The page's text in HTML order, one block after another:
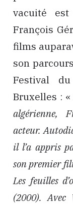
vacuité
François
films
son
Festival
Bruxelles : «
algérienne,
acteur.
il l’a appris
son premier
Les feuilles
(2000). Avec